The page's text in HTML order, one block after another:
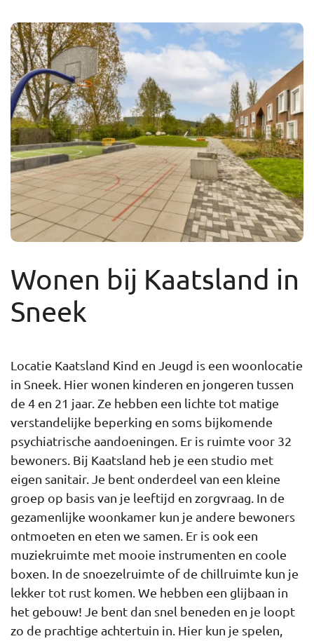
Wonen bij Kaatsland in
Sneek
Locatie Kaatsland Kind en Jeugd is een woonlocatie
in Sneek. Hier wonen kinderen en jongeren tussen
de 4 en 21 jaar. Ze hebben een lichte tot matige
verstandelijke beperking en soms bijkomende
psychiatrische aandoeningen. Er is ruimte voor 32
bewoners. Bij Kaatsland heb je een studio met
eigen sanitair. Je bent onderdeel van een kleine
groep op basis van je leeftijd en zorgvraag. In de
gezamenlijke woonkamer kun je andere bewoners
ontmoeten en eten we samen. Er is ook een
muziekruimte met mooie instrumenten en coole
boxen. In de snoezelruimte of de chillruimte kun je
lekker tot rust komen. We hebben een glijbaan in
het gebouw! Je bent dan snel beneden en je loopt
zo de prachtige achtertuin in. Hier kun je spelen,